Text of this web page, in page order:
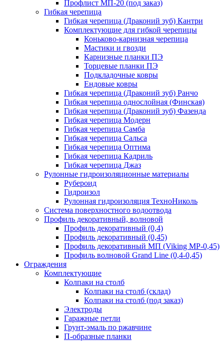
Профлист МП-20 (под заказ)
Гибкая черепица
Гибкая черепица (Драконий зуб) Кантри
Комплектующие для гибкой черепицы
Коньково-карнизная черепица
Мастики и гвозди
Карнизные планки ПЭ
Торцевые планки ПЭ
Подкладочные ковры
Ендовые ковры
Гибкая черепица (Драконий зуб) Ранчо
Гибкая черепица однослойная (Финская)
Гибкая черепица (Драконий зуб) Фазенда
Гибкая черепица Модерн
Гибкая черепица Самба
Гибкая черепица Сальса
Гибкая черепица Оптима
Гибкая черепица Кадриль
Гибкая черепица Джаз
Рулонные гидроизоляционные материалы
Рубероид
Гидроизол
Рулонная гидроизоляция ТехноНиколь
Система поверхностного водоотвода
Профиль декоративный, волновой
Профиль декоративный (0,4)
Профиль декоративный (0,45)
Профиль декоративный МП (Viking MP-0,45)
Профиль волновой Grand Line (0,4-0,45)
Ограждения
Комплектующие
Колпаки на столб
Колпаки на столб (склад)
Колпаки на столб (под заказ)
Электроды
Гаражные петли
Грунт-эмаль по ржавчине
П-образные планки